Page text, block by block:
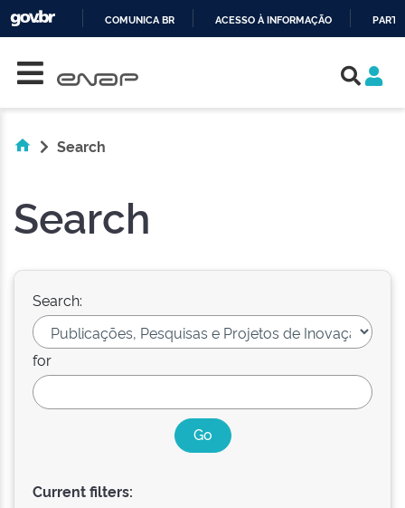
COMUNICA BR ACESSO À INFORMAÇÃO
Search
Search
Search:
for
Current filters: